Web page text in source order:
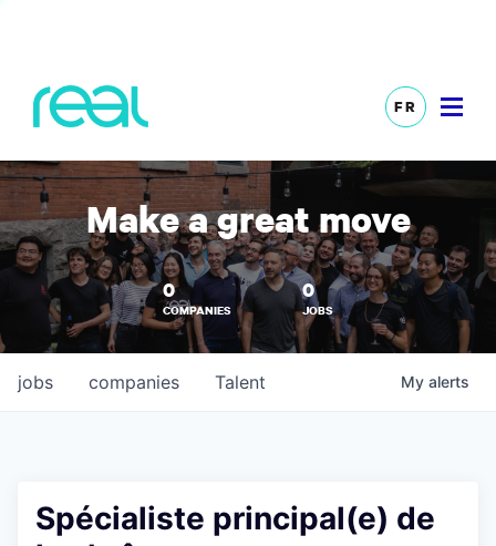
FR
Make a great move
0
COMPANIES
0
JOBS
jobs companies Talent My alerts
Spécialiste principal(e) de